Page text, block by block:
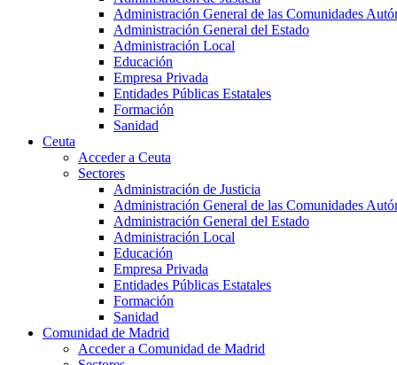
Administración General de las Comunidades
Administración General del Estado
Administración Local
Educación
Empresa Privada
Entidades Públicas Estatales
Formación
Sanidad
Ceuta
Acceder a Ceuta
Sectores
Administración de Justicia
Administración General de las Comunidades
Administración General del Estado
Administración Local
Educación
Empresa Privada
Entidades Públicas Estatales
Formación
Sanidad
Comunidad de Madrid
Acceder a Comunidad de Madrid